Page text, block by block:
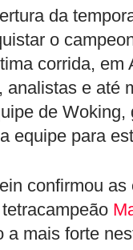
da
o
corrida,
e até
de
equipe para
confirmou
mais forte